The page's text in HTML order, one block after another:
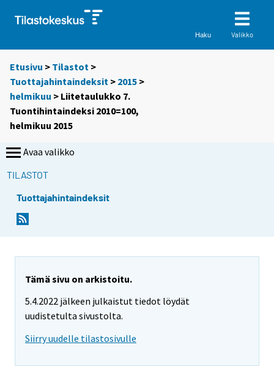
Haku Valikko
Etusivu > Tilastot >
Tuottajahintaindeksit > 2015 >
helmikuu > Liitetaulukko 7.
Tuontihintaindeksi 2010=100,
helmikuu 2015
Avaa valikko
TILASTOT
Tuottajahintaindeksit
Tämä sivu on arkistoitu.
5.4.2022 jälkeen julkaistut tiedot löydät
uudistetulta sivustolta.
Siirry uudelle tilastosivulle